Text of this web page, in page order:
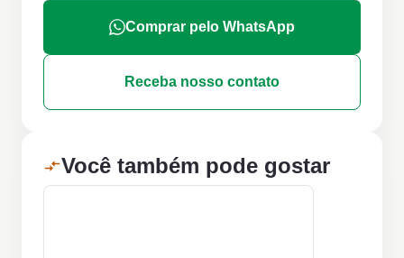
Comprar pelo WhatsApp
Receba nosso contato
Você também pode gostar